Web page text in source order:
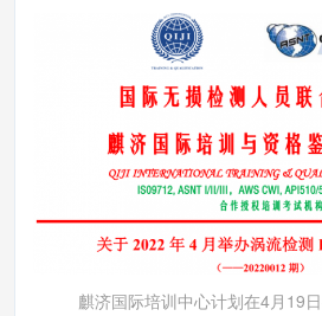
麒济国际培训中心计划在4月19日